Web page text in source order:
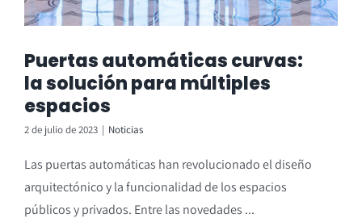
Puertas automáticas curvas:
la solución para múltiples
espacios
2 de julio de 2023 | Noticias
Las puertas automáticas han revolucionado el diseño
arquitectónico y la funcionalidad de los espacios
públicos y privados. Entre las novedades ...